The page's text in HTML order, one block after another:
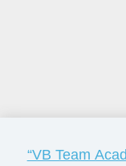
“VB Team